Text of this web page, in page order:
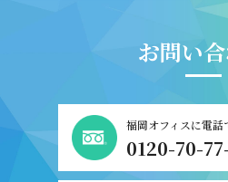
お問い
福岡オフィスに電話
0120-70-